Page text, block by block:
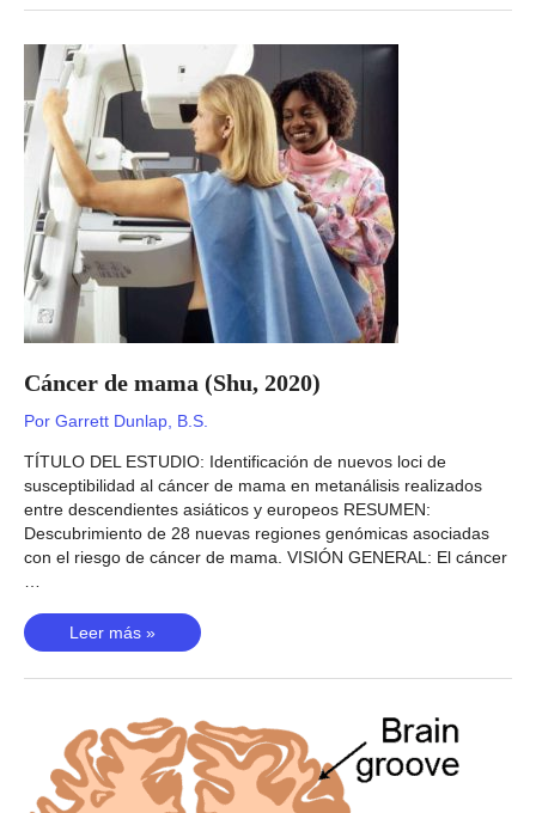
órganos
(Olafsdottir,
2020)
Cáncer de mama (Shu, 2020)
Por Garrett Dunlap, B.S.
TÍTULO DEL ESTUDIO: Identificación de nuevos loci de
susceptibilidad al cáncer de mama en metanálisis realizados
entre descendientes asiáticos y europeos RESUMEN:
Descubrimiento de 28 nuevas regiones genómicas asociadas
con el riesgo de cáncer de mama. VISIÓN GENERAL: El cáncer
…
Cáncer
de
mama
2020)
Leer más »